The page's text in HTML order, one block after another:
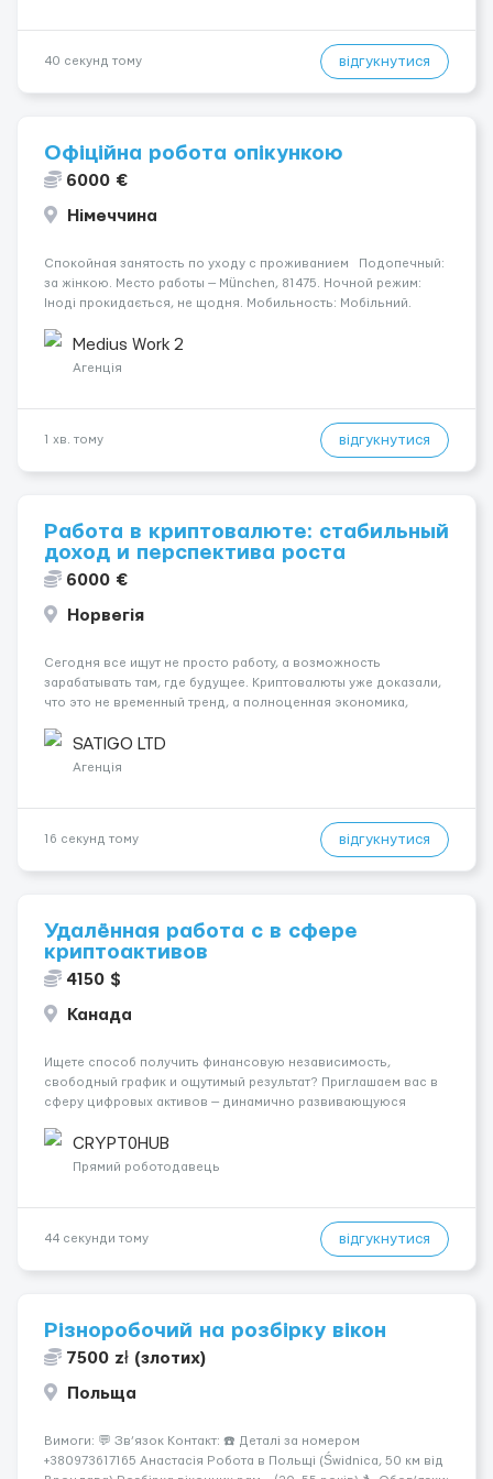
40 секунд тому відгукнутися
Офіційна робота опікункою
6000 €
Німеччина
Спокойная занятость по уходу с проживанием Подопечный:
за жінкою. Место работы — München, 81475. Ночной режим:
Іноді прокидається, не щодня. Мобильность: Мобільний.
Оплата: 1900 €. Требуетс...
Medius Work 2
Агенція
1 хв. тому відгукнутися
Работа в криптовалюте: стабильный
доход и перспектива роста
6000 €
Норвегія
Сегодня все ищут не просто работу, а возможность
зарабатывать там, где будущее. Криптовалюты уже доказали,
что это не временный тренд, а полноценная экономика,
используют цифровые активы, тысячи компаний переводят
свои услуги в блокчейн, и спрос н...
SATIGO LTD
Агенція
16 секунд тому відгукнутися
Удалённая работа с в сфере
криптоактивов
4150 $
Канада
Ищете способ получить финансовую независимость,
свободный график и ощутимый результат? Приглашаем вас в
сферу цифровых активов — динамично развивающуюся
вкладом. Наша команда, имеющая более 6 лет опыта в
криптовалютной отрасли, запуск...
CRYPT0HUB
Прямий роботодавець
44 секунди тому відгукнутися
Різноробочий на розбірку вікон
7500 zł (злотих)
Польща
Вимоги: 💬 Зв’язок Контакт: ☎️ Деталі за номером
+380973617165 Анастасія Робота в Польщі (Świdnica, 50 км від